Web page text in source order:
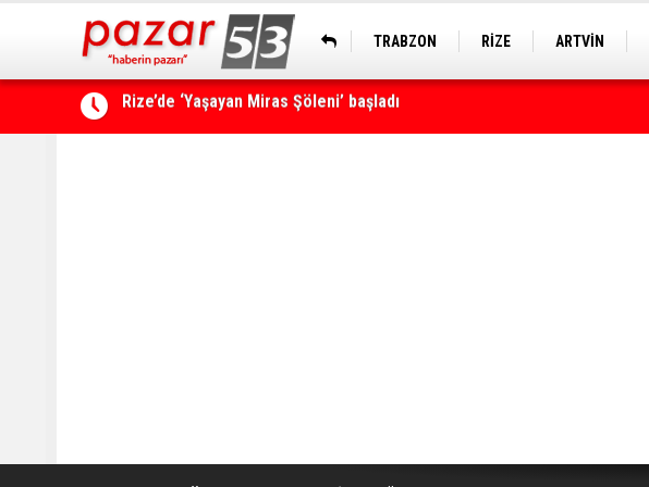
TRABZON RİZE ARTVİN
Çamlıhemşin'de kayıp vatandaş 600 metrelik uçurumda bulundu